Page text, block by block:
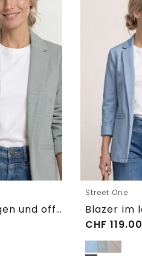
Blazer im langen und offenen Schnitt
Street One
CHF 119.00